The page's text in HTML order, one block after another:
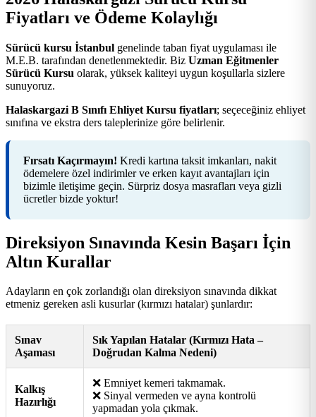
Fiyatları ve Ödeme Kolaylığı
Sürücü kursu İstanbul genelinde taban fiyat uygulaması ile
M.E.B. tarafından denetlenmektedir. Biz Uzman Eğitmenler
Sürücü Kursu olarak, yüksek kaliteyi uygun koşullarla sizlere
sunuyoruz.
Halaskargazi B Sınıfı Ehliyet Kursu fiyatları; seçeceğiniz ehliyet
sınıfına ve ekstra ders taleplerinize göre belirlenir.
Fırsatı Kaçırmayın! Kredi kartına taksit imkanları, nakit
ödemelere özel indirimler ve erken kayıt avantajları için
bizimle iletişime geçin. Sürpriz dosya masrafları veya gizli
ücretler bizde yoktur!
Direksiyon Sınavında Kesin Başarı İçin
Altın Kurallar
Adayların en çok zorlandığı olan direksiyon sınavında dikkat
etmeniz gereken asli kusurlar (kırmızı hatalar) şunlardır:
Sınav
Aşaması
Sık Yapılan Hatalar (Kırmızı Hata –
Doğrudan Kalma Nedeni)
Kalkış
Hazırlığı
❌ Emniyet kemeri takmamak.
❌ Sinyal vermeden ve ayna kontrolü
yapmadan yola çıkmak.